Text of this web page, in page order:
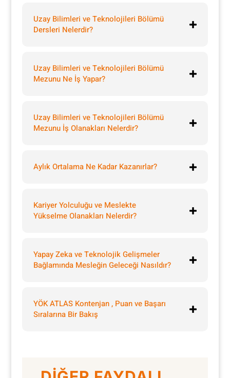
Uzay Bilimleri ve Teknolojileri Bölümü
Dersleri Nelerdir?
Uzay Bilimleri ve Teknolojileri Bölümü
Mezunu Ne İş Yapar?
Uzay Bilimleri ve Teknolojileri Bölümü
Mezunu İş Olanakları Nelerdir?
Aylık Ortalama Ne Kadar Kazanırlar?
Kariyer Yolculuğu ve Meslekte
Yükselme Olanakları Nelerdir?
Yapay Zeka ve Teknolojik Gelişmeler
Bağlamında Mesleğin Geleceği Nasıldır?
YÖK ATLAS Kontenjan , Puan ve Başarı
Sıralarına Bir Bakış